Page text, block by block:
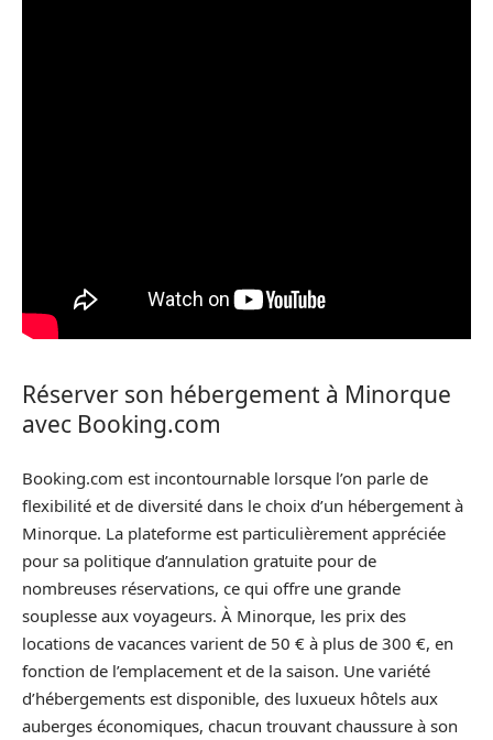
Réserver son hébergement à Minorque
avec Booking.com
Booking.com est incontournable lorsque l’on parle de
flexibilité et de diversité dans le choix d’un hébergement à
Minorque. La plateforme est particulièrement appréciée
pour sa politique d’annulation gratuite pour de
nombreuses réservations, ce qui offre une grande
souplesse aux voyageurs. À Minorque, les prix des
locations de vacances varient de 50 € à plus de 300 €, en
fonction de l’emplacement et de la saison. Une variété
d’hébergements est disponible, des luxueux hôtels aux
auberges économiques, chacun trouvant chaussure à son